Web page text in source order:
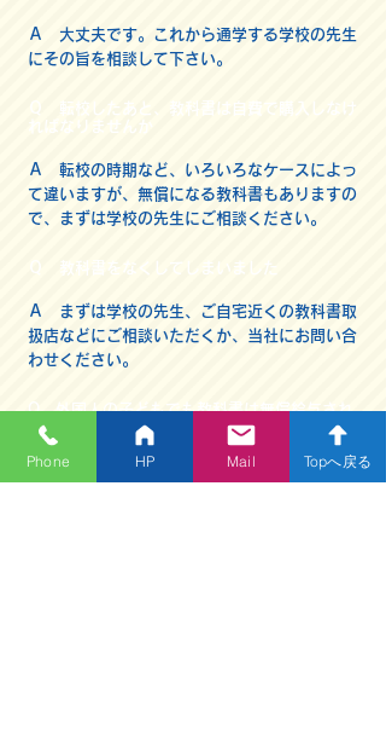
Ａ 大丈夫です。これから通学する学校の先生
にその旨を相談して下さい。
Ｑ 転校したあと、教科書は自費で購入しなけ
ればなりませんか
Ａ 転校の時期など、いろいろなケースによっ
て違いますが、無償になる教科書もありますの
で、まずは学校の先生にご相談ください。
Ｑ 教科書をなくしてしまいました
Ａ まずは学校の先生、ご自宅近くの教科書取
扱店などにご相談いただくか、当社にお問い合
わせください。
Q 外国人の子どもでも教科書は無償給与され
ますか
Ａ 義務教育諸学校（小学校、中学校、義務教
Phone HP Mail Topへ戻る